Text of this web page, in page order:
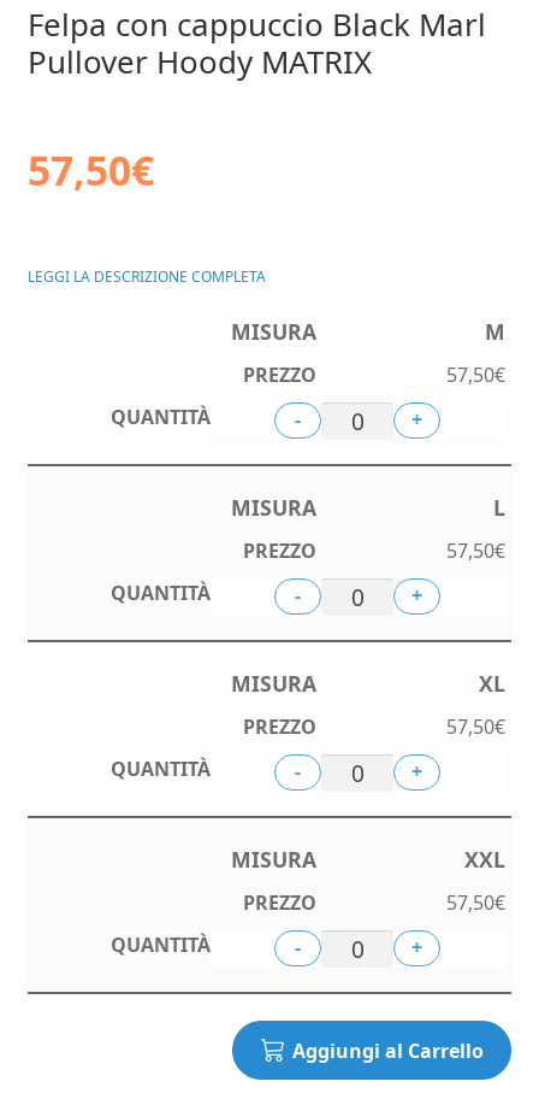
Felpa con cappuccio Black Marl
Pullover Hoody MATRIX
57,50€
LEGGI LA DESCRIZIONE COMPLETA
M
57,50€
-
+
L
57,50€
-
+
XL
57,50€
-
+
XXL
57,50€
-
+
Aggiungi al Carrello